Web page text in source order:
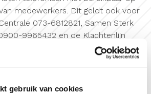
gebruik van cookies
medewerkers. Dit geldt ook voor
073-6812821, Samen Sterk
9965432 en de Klachtenlijn
die bij dezelfde telefooncentrale
telefoonnummer 013-206 0100